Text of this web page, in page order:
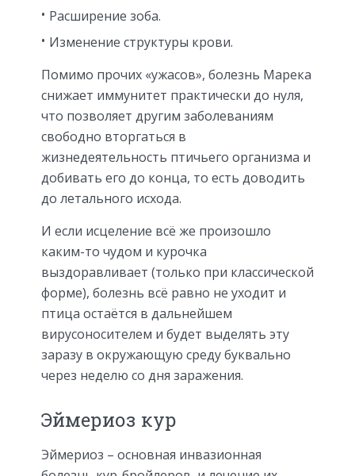
Расширение зоба.
Изменение структуры крови.
Помимо прочих «ужасов», болезнь Марека
снижает иммунитет практически до нуля,
что позволяет другим заболеваниям
свободно вторгаться в
жизнедеятельность птичьего организма и
добивать его до конца, то есть доводить
до летального исхода.
И если исцеление всё же произошло
каким-то чудом и курочка
выздоравливает (только при классической
форме), болезнь всё равно не уходит и
птица остаётся в дальнейшем
вирусоносителем и будет выделять эту
заразу в окружающую среду буквально
через неделю со дня заражения.
Эймериоз кур
Эймериоз – основная инвазионная